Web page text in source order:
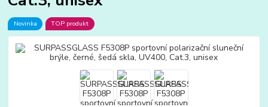
Novinka TOP produkt